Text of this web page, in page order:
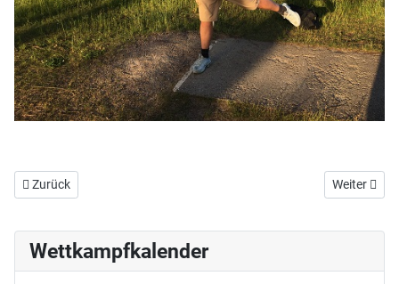
Vorheriger Beitrag: E11/S08: Darten
Zurück Nächster
Weiter
Wettkampfkalender